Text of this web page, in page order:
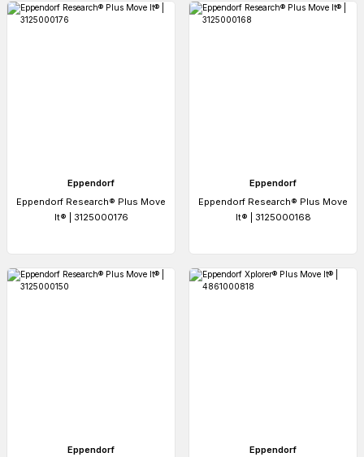
Eppendorf
Eppendorf Research® Plus Move
It® | 3125000176
Eppendorf
Eppendorf Research® Plus Move
It® | 3125000168
Eppendorf
Eppendorf